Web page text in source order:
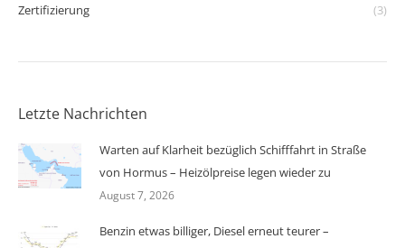
Zertifizierung
(3)
Letzte Nachrichten
Warten auf Klarheit bezüglich Schifffahrt in Straße
von Hormus – Heizölpreise legen wieder zu
August 7, 2026
Benzin etwas billiger, Diesel erneut teurer –